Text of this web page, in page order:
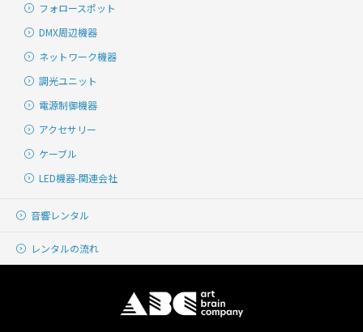
フォロースポット
DMX周辺機器
ネットワーク機器
調光ユニット
電源制御機器
アクセサリー
ケーブル
LED機器-関連会社
音響レンタル
レンタルの流れ